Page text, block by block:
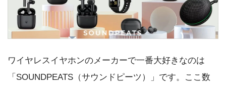
ワイヤレスイヤホンのメーカーで一番大好きなのは
「SOUNDPEATS（サウンドピーツ）」です。ここ数